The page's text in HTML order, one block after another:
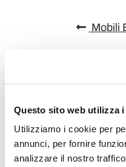
Questo sito web utilizza
Utilizziamo i cookie per
annunci, per fornire
analizzare il nostro
Mobili